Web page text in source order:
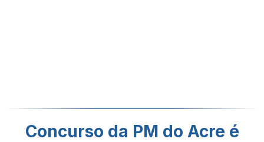
Concurso da PM do Acre é